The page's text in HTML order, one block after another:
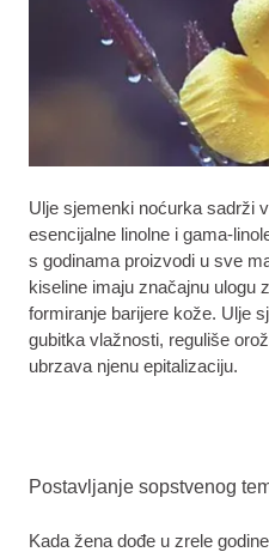
Ulje sjemenki noćurka sadrži
esencijalne linolne i gama-
s godinama proizvodi u sve
kiseline imaju značajnu ulogu
formiranje barijere kože. Ulje
gubitka vlažnosti, reguliše
ubrzava njenu epitalizaciju.
Postavljanje sopstvenog
Kada žena dođe u zrele